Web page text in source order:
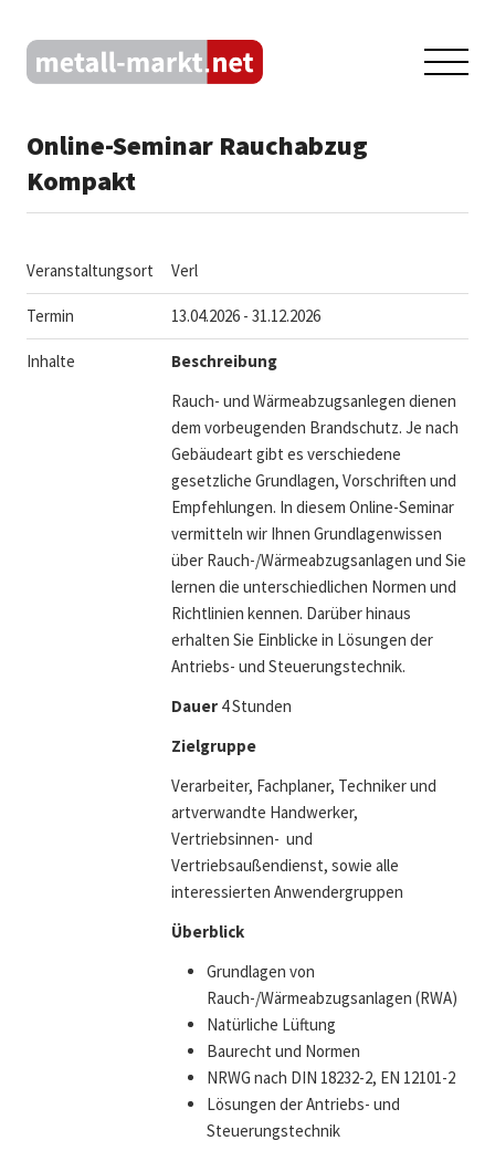
Online-Seminar Rauchabzug
Kompakt
Veranstaltungsort Verl
Termin 13.04.2026 - 31.12.2026
Inhalte
Beschreibung
Rauch- und Wärmeabzugsanlegen dienen
dem vorbeugenden Brandschutz. Je nach
Gebäudeart gibt es verschiedene
gesetzliche Grundlagen, Vorschriften und
Empfehlungen. In diesem Online-Seminar
vermitteln wir Ihnen Grundlagenwissen
über Rauch-/Wärmeabzugsanlagen und Sie
lernen die unterschiedlichen Normen und
Richtlinien kennen. Darüber hinaus
erhalten Sie Einblicke in Lösungen der
Antriebs- und Steuerungstechnik.
Dauer 4 Stunden
Zielgruppe
Verarbeiter, Fachplaner, Techniker und
artverwandte Handwerker,
Vertriebsinnen- und
Vertriebsaußendienst, sowie alle
interessierten Anwendergruppen
Überblick
Grundlagen von
Rauch-/Wärmeabzugsanlagen (RWA)
Natürliche Lüftung
Baurecht und Normen
NRWG nach DIN 18232-2, EN 12101-2
Lösungen der Antriebs- und
Steuerungstechnik